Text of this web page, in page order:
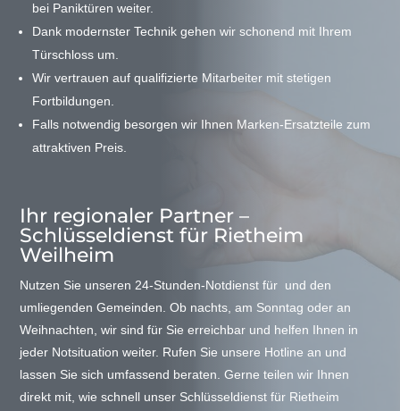
bei Paniktüren weiter.
Dank modernster Technik gehen wir schonend mit Ihrem
Türschloss um.
Wir vertrauen auf qualifizierte Mitarbeiter mit stetigen
Fortbildungen.
Falls notwendig besorgen wir Ihnen Marken-Ersatzteile zum
attraktiven Preis.
Ihr regionaler Partner –
Schlüsseldienst für Rietheim
Weilheim
Nutzen Sie unseren 24-Stunden-Notdienst für und den
umliegenden Gemeinden. Ob nachts, am Sonntag oder an
Weihnachten, wir sind für Sie erreichbar und helfen Ihnen in
jeder Notsituation weiter. Rufen Sie unsere Hotline an und
lassen Sie sich umfassend beraten. Gerne teilen wir Ihnen
direkt mit, wie schnell unser Schlüsseldienst für Rietheim